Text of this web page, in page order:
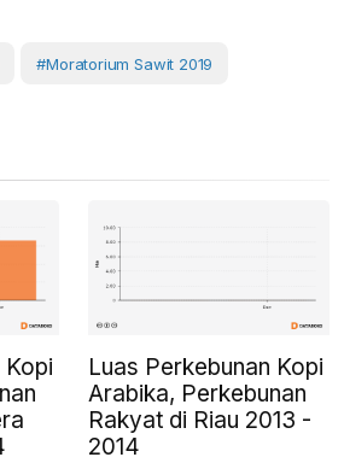
#Moratorium Sawit 2019
Kopi
Luas Perkebunan Kopi
Arabika, Perkebunan
Rakyat di Riau 2013 -
2014